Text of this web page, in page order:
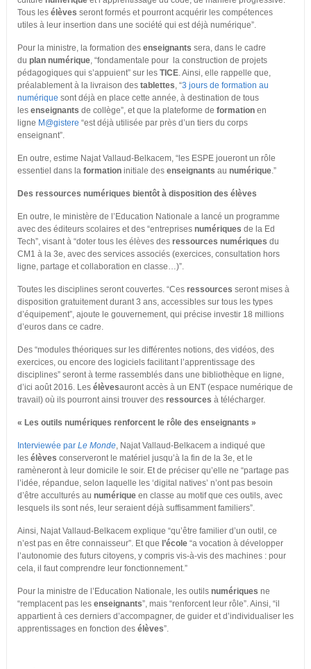
Tous les élèves seront formés et pourront acquérir les compétences
utiles à leur insertion dans une société qui est déjà numérique”.
Pour la ministre, la formation des enseignants sera, dans le cadre
du plan numérique, “fondamentale pour la construction de projets
pédagogiques qui s’appuient” sur les TICE. Ainsi, elle rappelle que,
préalablement à la livraison des tablettes, “3 jours de formation au
numérique sont déjà en place cette année, à destination de tous
les enseignants de collège”, et que la plateforme de formationen
ligne M@gistere “est déjà utilisée par près d’un tiers du corps
enseignant”.
En outre, estime Najat Vallaud-Belkacem, “les ESPE joueront un rôle
essentiel dans la formationinitiale des enseignants au numérique.”
Des ressources numériques bientôt à disposition des élèves
En outre, le ministère de l’Education Nationale a lancé un programme
avec des éditeurs scolaires et des “entreprises numériques de la Ed
Tech”, visant à “doter tous les élèves des ressources numériques du
CM1 à la 3e, avec des services associés (exercices, consultation hors
ligne, partage et collaboration en classe…)”.
Toutes les disciplines seront couvertes. “Ces ressources seront mises à
disposition gratuitement durant 3 ans, accessibles sur tous les types
d’équipement”, ajoute le gouvernement, qui précise investir 18 millions
d’euros dans ce cadre.
Des “modules théoriques sur les différentes notions, des vidéos, des
exercices, ou encore des logiciels facilitant l’apprentissage des
disciplines” seront à terme rassemblés dans une bibliothèque en ligne,
d’ici août 2016. Les élèvesauront accès à un ENT (espace numérique de
travail) où ils pourront ainsi trouver des ressources à télécharger.
« Les outils numériques renforcent le rôle des enseignants »
Interviewée par Le Monde, Najat Vallaud-Belkacem a indiqué que
les élèves conserveront le matériel jusqu’à la fin de la 3e, et le
ramèneront à leur domicile le soir. Et de préciser qu’elle ne “partage pas
l’idée, répandue, selon laquelle les ‘digital natives’ n’ont pas besoin
d’être acculturés au numériqueen classe au motif que ces outils, avec
lesquels ils sont nés, leur seraient déjà suffisamment familiers”.
Ainsi, Najat Vallaud-Belkacem explique “qu’être familier d’un outil, ce
n’est pas en être connaisseur”. Et que l’école“a vocation à développer
l’autonomie des futurs citoyens, y compris vis-à-vis des machines : pour
cela, il faut comprendre leur fonctionnement.”
Pour la ministre de l’Education Nationale, les outils numériques ne
“remplacent pas les enseignants”, mais “renforcent leur rôle”. Ainsi, “il
appartient à ces derniers d’accompagner, de guider et d’individualiser les
apprentissages en fonction des élèves”.